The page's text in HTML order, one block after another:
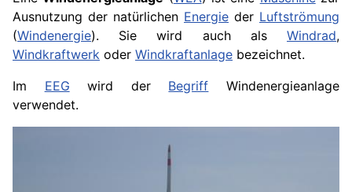
Ausnutzung der natürlichen Energie der Luftströmung
(Windenergie). Sie wird auch als Windrad,
Windkraftwerk oder Windkraftanlage bezeichnet.
Im EEG wird der Begriff Windenergieanlage
verwendet.